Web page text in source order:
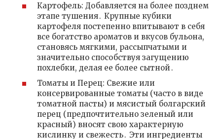
Картофель: Добавляется на более позднем
этапе тушения․ Крупные кубики
картофеля постепенно впитывают в себя
все богатство ароматов и вкусов бульона,
становясь мягкими, рассыпчатыми и
значительно способствуя загущению
похлебки, делая ее более сытной․
Томаты и Перец: Свежие или
консервированные томаты (часто в виде
томатной пасты) и мясистый болгарский
перец (предпочтительно зеленый или
красный) вносят свою характерную
кислинку и свежесть․ Эти ингредиенты